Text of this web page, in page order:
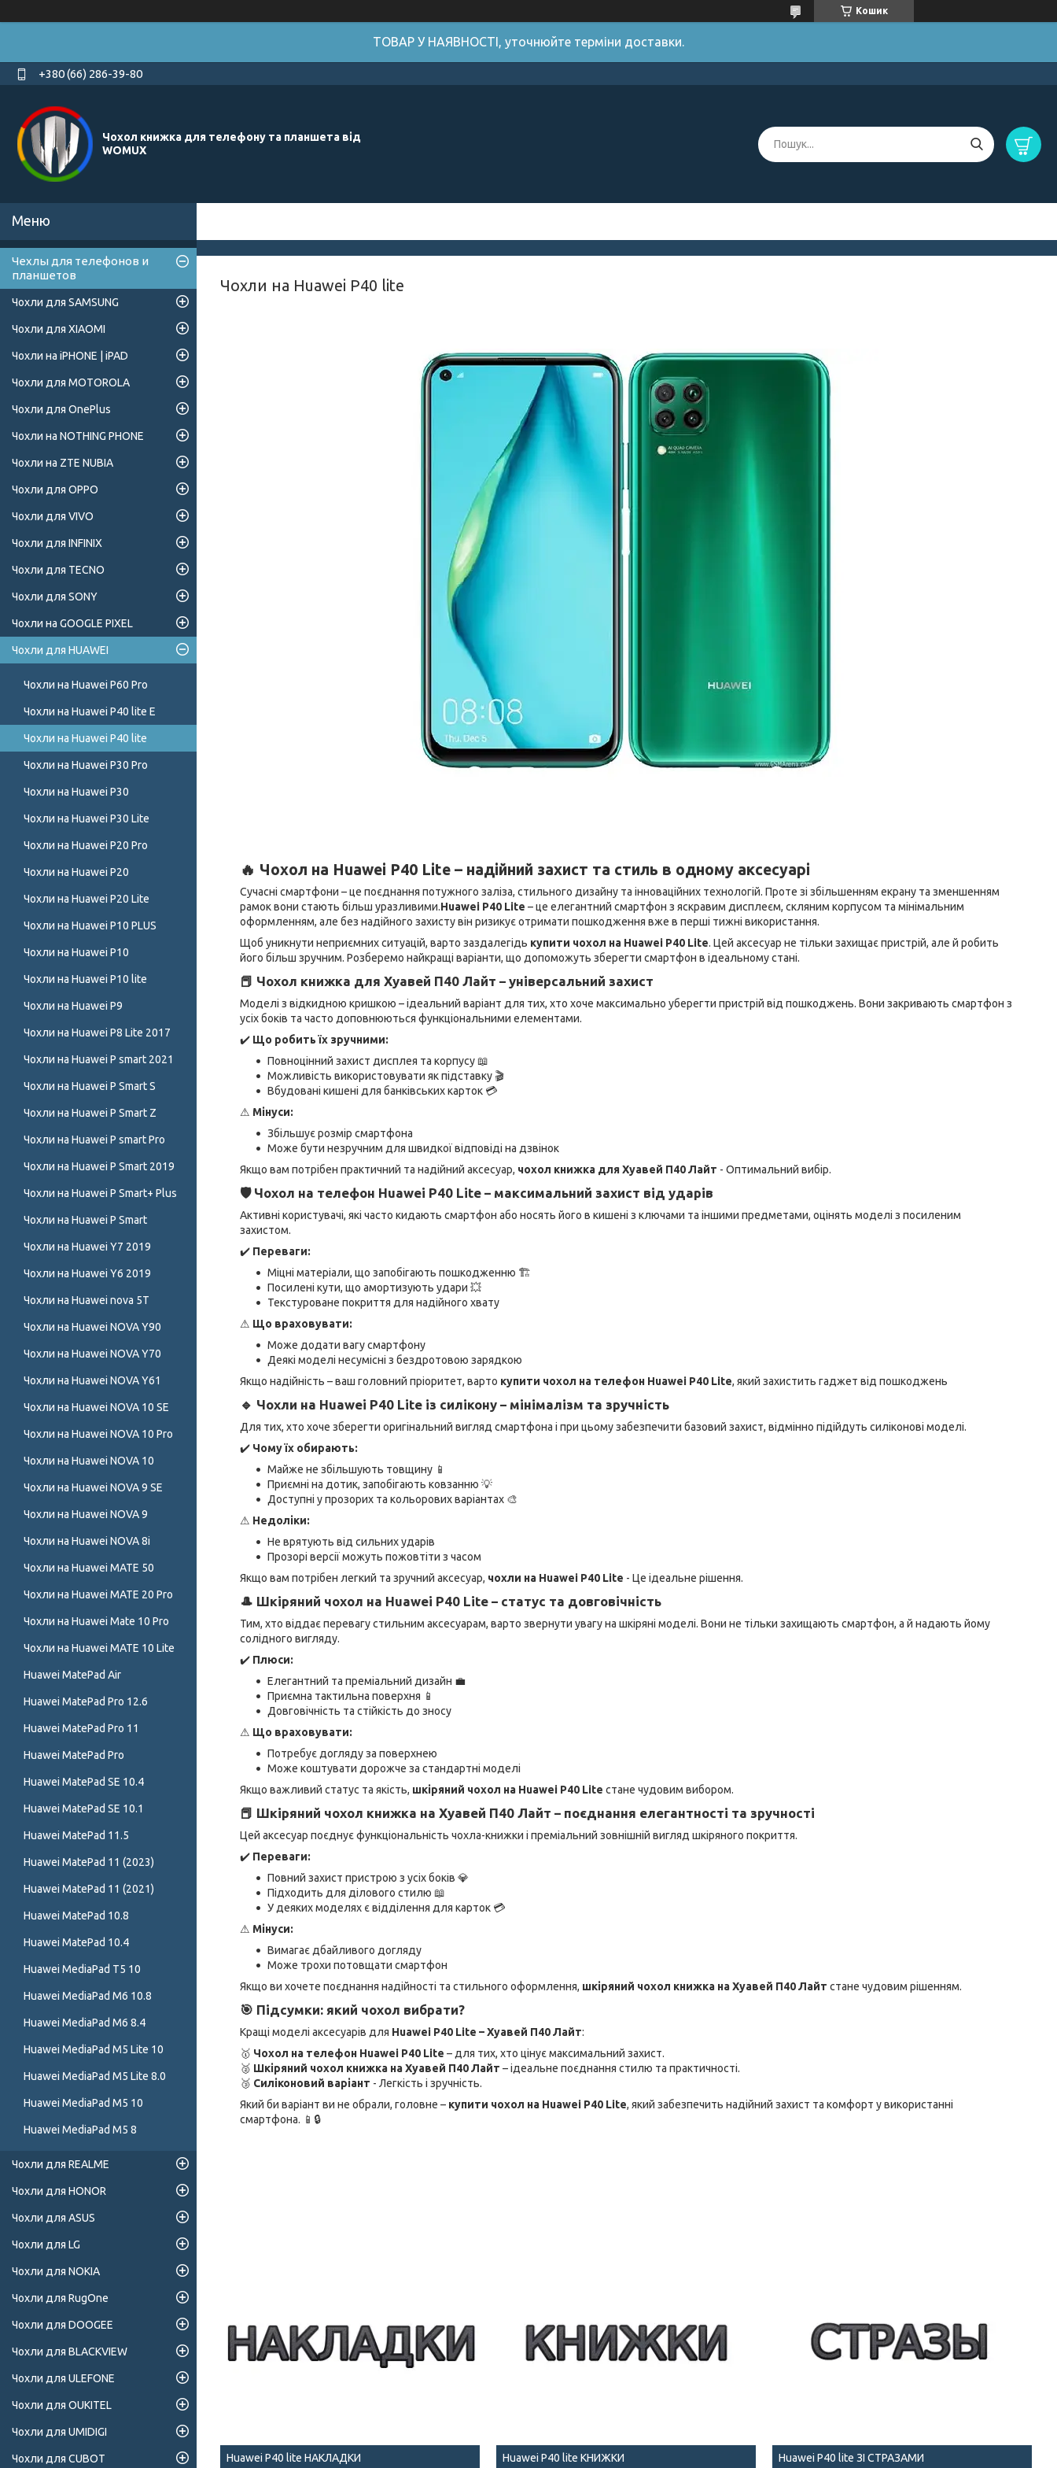
Кошик
ТОВАР У НАЯВНОСТІ, уточнюйте терміни доставки.
+380 (66) 286-39-80
Чохол книжка для телефону та планшета від
WOMUX
Чохли на Huawei P40 lite
🔥 Чохол на Huawei P40 Lite – надійний захист та стиль в одному аксесуарі
Сучасні смартфони – це поєднання потужного заліза, стильного дизайну та інноваційних технологій. Проте зі збільшенням екрану та зменшенням
рамок вони стають більш уразливими.Huawei P40 Lite – це елегантний смартфон з яскравим дисплеєм, скляним корпусом та мінімальним
оформленням, але без надійного захисту він ризикує отримати пошкодження вже в перші тижні використання.
Щоб уникнути неприємних ситуацій, варто заздалегідь купити чохол на Huawei P40 Lite. Цей аксесуар не тільки захищає пристрій, але й робить
його більш зручним. Розберемо найкращі варіанти, що допоможуть зберегти смартфон в ідеальному стані.
📕 Чохол книжка для Хуавей П40 Лайт – універсальний захист
Моделі з відкидною кришкою – ідеальний варіант для тих, хто хоче максимально уберегти пристрій від пошкоджень. Вони закривають смартфон з
усіх боків та часто доповнюються функціональними елементами.
✔️ Що робить їх зручними:
Повноцінний захист дисплея та корпусу 📖
Можливість використовувати як підставку 🎬
Вбудовані кишені для банківських карток 💳
⚠ Мінуси:
Збільшує розмір смартфона
Може бути незручним для швидкої відповіді на дзвінок
Якщо вам потрібен практичний та надійний аксесуар, чохол книжка для Хуавей П40 Лайт - Оптимальний вибір.
🛡 Чохол на телефон Huawei P40 Lite – максимальний захист від ударів
Активні користувачі, які часто кидають смартфон або носять його в кишені з ключами та іншими предметами, оцінять моделі з посиленим
захистом.
✔️ Переваги:
Міцні матеріали, що запобігають пошкодженню 🏗
Посилені кути, що амортизують удари 💥
Текстуроване покриття для надійного хвату
⚠ Що враховувати:
Може додати вагу смартфону
Деякі моделі несумісні з бездротовою зарядкою
Якщо надійність – ваш головний пріоритет, варто купити чохол на телефон Huawei P40 Lite, який захистить гаджет від пошкоджень
🔹 Чохли на Huawei P40 Lite із силікону – мінімалізм та зручність
Для тих, хто хоче зберегти оригінальний вигляд смартфона і при цьому забезпечити базовий захист, відмінно підійдуть силіконові моделі.
✔️ Чому їх обирають:
Майже не збільшують товщину 📱
Приємні на дотик, запобігають ковзанню 💡
Доступні у прозорих та кольорових варіантах 🎨
⚠ Недоліки:
Не врятують від сильних ударів
Прозорі версії можуть пожовтіти з часом
Якщо вам потрібен легкий та зручний аксесуар, чохли на Huawei P40 Lite - Це ідеальне рішення.
🎩 Шкіряний чохол на Huawei P40 Lite – статус та довговічність
Тим, хто віддає перевагу стильним аксесуарам, варто звернути увагу на шкіряні моделі. Вони не тільки захищають смартфон, а й надають йому
солідного вигляду.
✔️ Плюси:
Елегантний та преміальний дизайн 💼
Приємна тактильна поверхня 📱
Довговічність та стійкість до зносу
⚠ Що враховувати:
Потребує догляду за поверхнею
Може коштувати дорожче за стандартні моделі
Якщо важливий статус та якість, шкіряний чохол на Huawei P40 Lite стане чудовим вибором.
📕 Шкіряний чохол книжка на Хуавей П40 Лайт – поєднання елегантності та зручності
Цей аксесуар поєднує функціональність чохла-книжки і преміальний зовнішній вигляд шкіряного покриття.
✔️ Переваги:
Повний захист пристрою з усіх боків 💎
Підходить для ділового стилю 📖
У деяких моделях є відділення для карток 💳
⚠ Мінуси:
Вимагає дбайливого догляду
Може трохи потовщати смартфон
Якщо ви хочете поєднання надійності та стильного оформлення, шкіряний чохол книжка на Хуавей П40 Лайт стане чудовим рішенням.
🎯 Підсумки: який чохол вибрати?
Кращі моделі аксесуарів для Huawei P40 Lite – Хуавей П40 Лайт:
🥇 Чохол на телефон Huawei P40 Lite – для тих, хто цінує максимальний захист.
🥈 Шкіряний чохол книжка на Хуавей П40 Лайт – ідеальне поєднання стилю та практичності.
🥉 Силіконовий варіант - Легкість і зручність.
Який би варіант ви не обрали, головне – купити чохол на Huawei P40 Lite, який забезпечить надійний захист та комфорт у використанні
смартфона. 📱🔒
Huawei P40 lite НАКЛАДКИ Huawei P40 lite КНИЖКИ Huawei P40 lite ЗІ СТРАЗАМИ
Чехлы для телефонов и
планшетов
Чохли для SAMSUNG
Чохли для XIAOMI
Чохли на iPHONE | iPAD
Чохли для MOTOROLA
Чохли для OnePlus
Чохли на NOTHING PHONE
Чохли на ZTE NUBIA
Чохли для OPPO
Чохли для VIVO
Чохли для INFINIX
Чохли для TECNO
Чохли для SONY
Чохли на GOOGLE PIXEL
Чохли для HUAWEI
Чохли на Huawei P60 Pro
Чохли на Huawei P40 lite E
Чохли на Huawei P40 lite
Чохли на Huawei P30 Pro
Чохли на Huawei P30
Чохли на Huawei P30 Lite
Чохли на Huawei P20 Pro
Чохли на Huawei P20
Чохли на Huawei P20 Lite
Чохли на Huawei P10 PLUS
Чохли на Huawei P10
Чохли на Huawei P10 lite
Чохли на Huawei P9
Чохли на Huawei P8 Lite 2017
Чохли на Huawei P smart 2021
Чохли на Huawei P Smart S
Чохли на Huawei P Smart Z
Чохли на Huawei P smart Pro
Чохли на Huawei P Smart 2019
Чохли на Huawei P Smart+ Plus
Чохли на Huawei P Smart
Чохли на Huawei Y7 2019
Чохли на Huawei Y6 2019
Чохли на Huawei nova 5T
Чохли на Huawei NOVA Y90
Чохли на Huawei NOVA Y70
Чохли на Huawei NOVA Y61
Чохли на Huawei NOVA 10 SE
Чохли на Huawei NOVA 10 Pro
Чохли на Huawei NOVA 10
Чохли на Huawei NOVA 9 SE
Чохли на Huawei NOVA 9
Чохли на Huawei NOVA 8i
Чохли на Huawei MATE 50
Чохли на Huawei MATE 20 Pro
Чохли на Huawei Mate 10 Pro
Чохли на Huawei MATE 10 Lite
Huawei MatePad Air
Huawei MatePad Pro 12.6
Huawei MatePad Pro 11
Huawei MatePad Pro
Huawei MatePad SE 10.4
Huawei MatePad SE 10.1
Huawei MatePad 11.5
Huawei MatePad 11 (2023)
Huawei MatePad 11 (2021)
Huawei MatePad 10.8
Huawei MatePad 10.4
Huawei MediaPad T5 10
Huawei MediaPad M6 10.8
Huawei MediaPad M6 8.4
Huawei MediaPad M5 Lite 10
Huawei MediaPad M5 Lite 8.0
Huawei MediaPad M5 10
Huawei MediaPad M5 8
Чохли для REALME
Чохли для HONOR
Чохли для ASUS
Чохли для LG
Чохли для NOKIA
Чохли для RugOne
Чохли для DOOGEE
Чохли для BLACKVIEW
Чохли для ULEFONE
Чохли для OUKITEL
Чохли для UMIDIGI
Чохли для CUBOT